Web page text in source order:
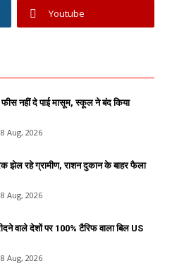
Youtube
नहीं दे पाई मासूम, स्कूल ने बंद किया
Aug, 2026
झेल रहे ग्रामीण, राशन दुकान के बाहर फैला
Aug, 2026
वाले देशों पर 100% टैरिफ वाला बिल US
Aug, 2026